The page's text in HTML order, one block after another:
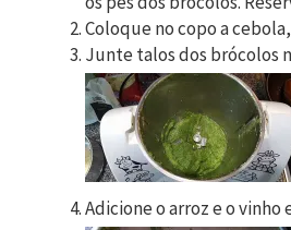
Coloque no copo a
Junte talos dos brócolos
Adicione o arroz e o vinho